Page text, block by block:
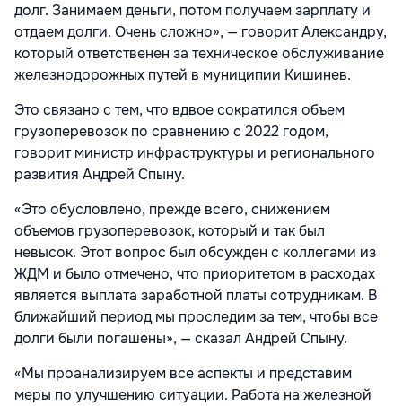
долг. Занимаем деньги, потом получаем зарплату и
отдаем долги. Очень сложно», — говорит Александру,
который ответственен за техническое обслуживание
железнодо­рожных путей в муниципии Кишинев.
Это связано с тем, что вдвое сократился объем
грузоперевозок по срав­нению с 2022 годом,
говорит министр инфраструктуры и регионального
развития Андрей Спыну.
«Это обусловлено, прежде всего, сниже­нием
объемов грузоперевозок, который и так был
невысок. Этот вопрос был обсуж­ден с коллегами из
ЖДМ и было отмече­но, что приоритетом в расходах
является выплата заработной платы сотрудникам. В
ближайший период мы проследим за тем, чтобы все
долги были погашены», — сказал Андрей Спыну.
«Мы проанализируем все аспекты и представим
меры по улучшению ситуа­ции. Работа на железной